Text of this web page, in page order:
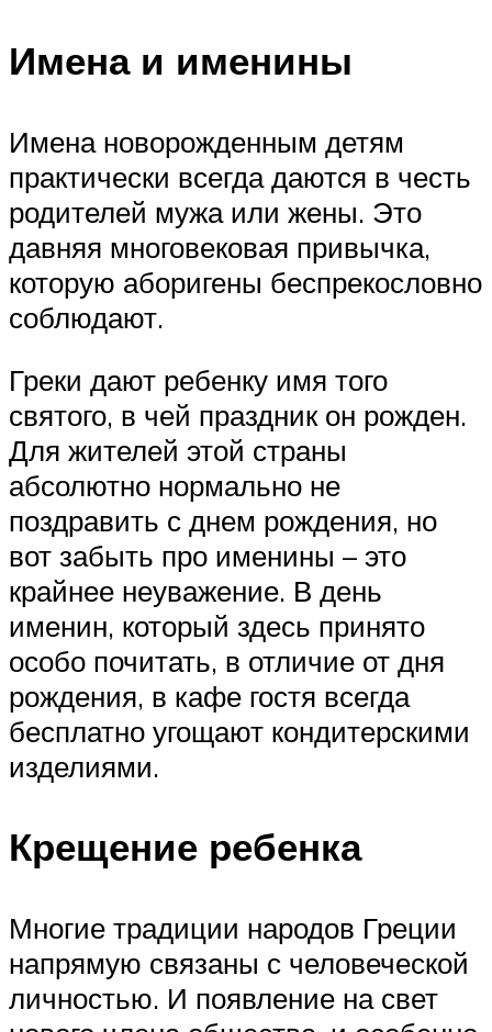
Имена и именины
Имена новорожденным детям
практически всегда даются в честь
родителей мужа или жены. Это
давняя многовековая привычка,
которую аборигены беспрекословно
соблюдают.
Греки дают ребенку имя того
святого, в чей праздник он рожден.
Для жителей этой страны
абсолютно нормально не
поздравить с днем рождения, но
вот забыть про именины – это
крайнее неуважение. В день
именин, который здесь принято
особо почитать, в отличие от дня
рождения, в кафе гостя всегда
бесплатно угощают кондитерскими
изделиями.
Крещение ребенка
Многие традиции народов Греции
напрямую связаны с человеческой
личностью. И появление на свет